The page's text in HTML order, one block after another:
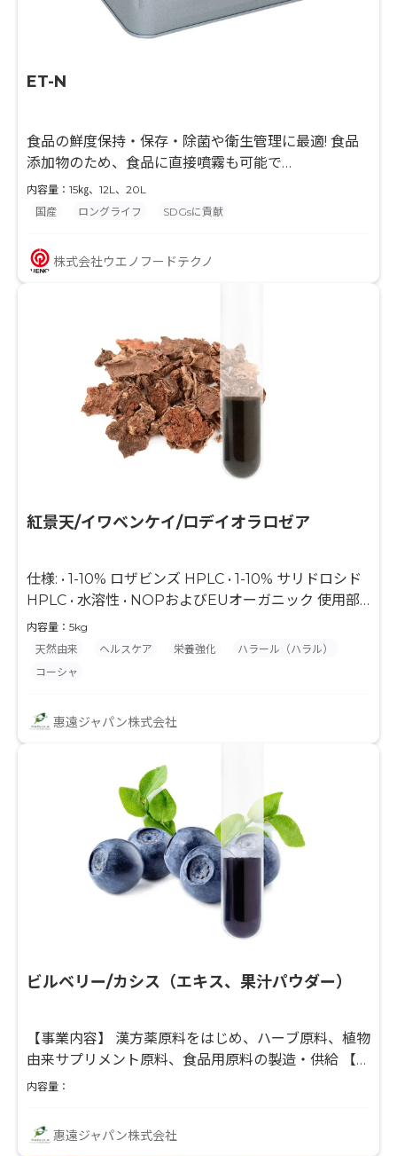
ET-N
食品の鮮度保持・保存・除菌や衛生管理に最適! 食品
添加物のため、食品に直接噴霧も可能で
す
食品の日持ち向上にお悩みがありましたら、お気軽に
内容量：15㎏、12L、20L
国産
ロングライフ SDGsに貢献
株式会社ウエノフードテクノ
紅景天/イワベンケイ/ロデイオラロゼア
仕様: • 1-10% ロザビンズ HPLC • 1-10% サリドロシド
HPLC • 水溶性 • NOPおよびEUオーガニック 使用部
品: • 根/幹
内容量：5kg
天然由来
ヘルスケア 栄養強化
ハラール（ハラル）
コーシャ
惠遠ジャパン株式会社
ビルベリー/カシス（エキス、果汁パウダー）
【事業内容】 漢方薬原料をはじめ、ハーブ原料、植物
由来サプリメント原料、食品用原料の製造・供給 【生
産拠点】 ・中国（杭州）：抽出工場／製剤工場／ロイ
（2024年グループ会社化） 【弊社の強み】 ・メーカ
ー機能を活かしたオリジナル原料・規格カスタマイズ
内容量：
惠遠ジャパン株式会社